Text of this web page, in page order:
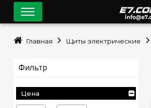
Фильтр
Цена
Главная Щиты электрические